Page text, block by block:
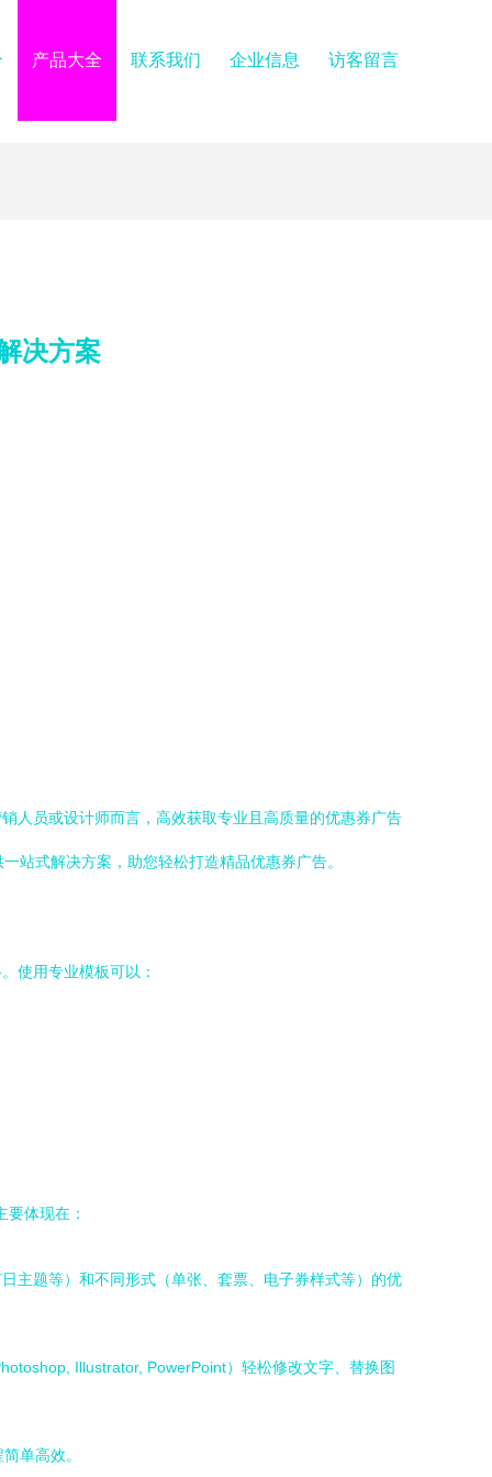
产品大全 联系我们 企业信息 访客留言
决方案
人员或设计师而言，高效获取专业且高质量的优惠券广告
站式解决方案，助您轻松打造精品优惠券广告。
使用专业模板可以：
体现在：
主题等）和不同形式（单张、套票、电子券样式等）的优
Illustrator, PowerPoint）轻松修改文字、替换图
单高效。